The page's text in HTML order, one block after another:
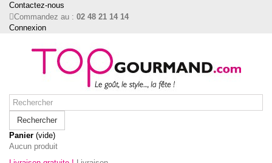
Contactez-nous
Commandez au : 02 48 21 14 14
Connexion
Rechercher
Panier (vide)
Aucun produit